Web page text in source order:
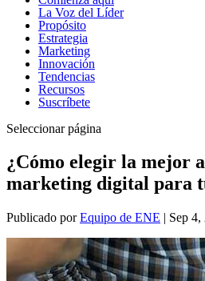
La Voz del Líder
Propósito
Estrategia
Marketing
Innovación
Tendencias
Recursos
Suscríbete
Seleccionar página
¿Cómo elegir la mejor
marketing digital para
Publicado porEquipo de ENE | Sep 4,